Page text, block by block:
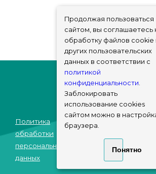
Политика
обработки
персональных
данных
© sims-market
2018 - 2026
Продолжая пользоваться
сайтом, вы соглашаетесь
обработку файлов cookie
других пользовательских
данных в соответствии с
политикой
конфиденциальности.
Заблокировать
использование cookies
сайтом можно в
браузера.
Понятно